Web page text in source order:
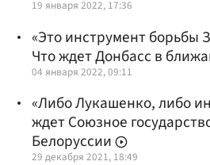
19 января 2022, 17:36
«Это инструмент борьбы
Что ждет Донбасс в
04 января 2022, 09:11
«Либо Лукашенко, либо
ждет Союзное
Белоруссии
29 декабря 2021, 18:49